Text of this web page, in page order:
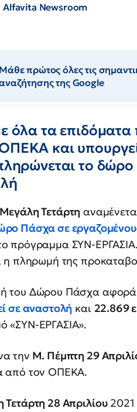
Alfavita Newsroom
Μάθε πρώτος όλες τις
της Google
όλα τα
και
το
Μεγάλη Τετάρτη
Πάσχασε
πρόγραμμα ΣΥΝ-
η πληρωμή της
του Δώρου Πάσχα αφορά
σε αναστολή και 22.869
«ΣΥΝ-ΕΡΓΑΣΙΑ».
την Μ. Πέμπτη 29
από τον ΟΠΕΚΑ.
28 Απριλίου2021